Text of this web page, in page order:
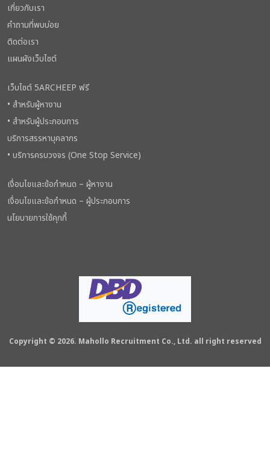
เกี่ยวกับเรา
คำถามที่พบบ่อย
ติดต่อเรา
แผนผังเว็บไซต์
เว็บไซต์ 5ARCHEEP ฟรี
• สำหรับผู้หางาน
• สำหรับผู้ประกอบการ
บริการสรรหาบุคลากร
• บริการครบวงจร (One Stop Service)
เงื่อนไขและข้อกำหนด – ผู้หางาน
เงื่อนไขและข้อกำหนด – ผู้ประกอบการ
นโยบายการใช้คุกกี้
Copyright © 2026. Mahollo Recruitment Co., Ltd. all right reserved